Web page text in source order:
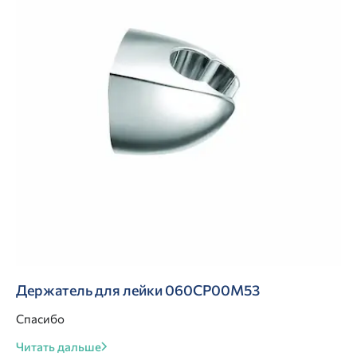
Держатель для лейки 060CP00M53
Спасибо
Читать дальше